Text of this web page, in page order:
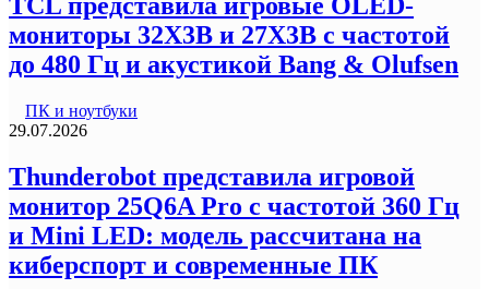
TCL представила игровые OLED-
мониторы 32X3B и 27X3B с частотой
до 480 Гц и акустикой Bang & Olufsen
ПК и ноутбуки
29.07.2026
Thunderobot представила игровой
монитор 25Q6A Pro с частотой 360 Гц
и Mini LED: модель рассчитана на
киберспорт и современные ПК